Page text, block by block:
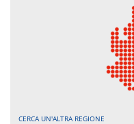
CERCA UN'ALTRA REGIONE